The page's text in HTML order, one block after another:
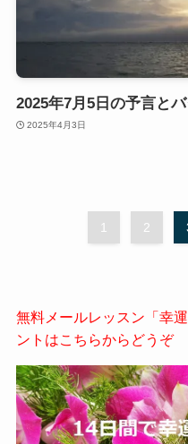
2025年7月5日の予言と
2025年4月3日
1 2
無料メールレッスン「幸
ントはこちらからどうぞ